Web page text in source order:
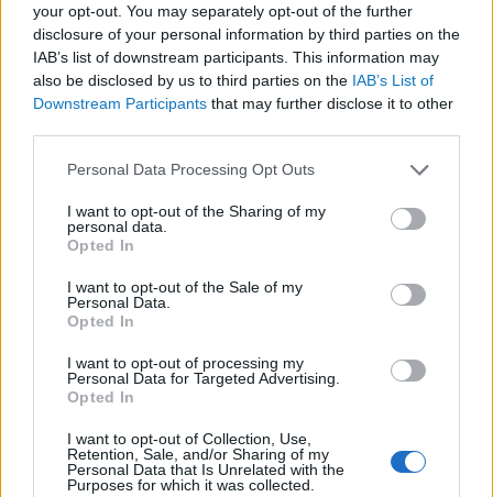
your opt-out. You may separately opt-out of the further
disclosure of your personal information by third parties on the
IAB’s list of downstream participants. This information may
also be disclosed by us to third parties on the IAB’s List of
Downstream Participants that may further disclose it to other
Please note that this website/app uses one or more Google
not limited to your visit or usage behaviour. You may click to
grant or deny consent to Google and its third-party tags to
use your data for below specified purposes in below Google
consent section.
Personal Data Processing Opt Outs
I want to opt-out of the Sharing of my
personal data.
Opted In
I want to opt-out of the Sale of my
Personal Data.
Opted In
I want to opt-out of processing my
Personal Data for Targeted Advertising.
Opted In
I want to opt-out of Collection, Use,
Retention, Sale, and/or Sharing of my
Personal Data that Is Unrelated with the
Purposes for which it was collected.
Magyar szálláshelyek
helyzete a koronavírus
idején
BY:BLANKA102020. DEC 28.
elmaradása miatt a szállodák bevétele márciusban
61%-kal, majd áprilisban 98%-kal múlta alul az előző
év azonos hónapjainak bevételét.